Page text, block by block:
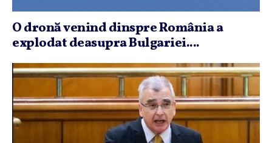
O dronă venind dinspre România a
explodat deasupra Bulgariei....